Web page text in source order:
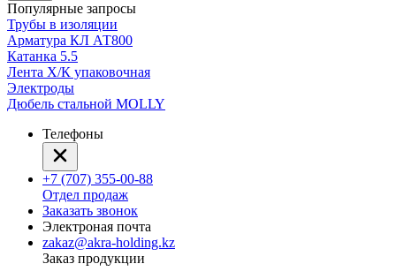
Популярные запросы
Трубы в изоляции
Арматура КЛ АТ800
Катанка 5.5
Лента Х/К упаковочная
Электроды
Дюбель стальной MOLLY
Телефоны
+7 (707) 355-00-88
Отдел продаж
Заказать звонок
Электроная почта
zakaz@akra-holding.kz
Заказ продукции